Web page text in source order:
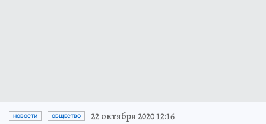
НОВОСТИ ОБЩЕСТВО 22 октября 2020 12:16